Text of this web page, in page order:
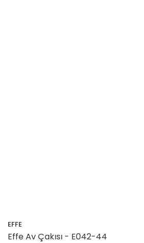
EFFE
Effe Av Çakısı - E042-44